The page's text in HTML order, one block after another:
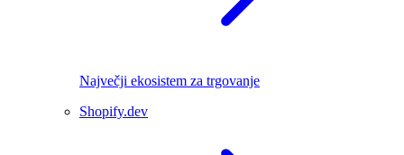
Največji ekosistem za trgovanje
Shopify.dev